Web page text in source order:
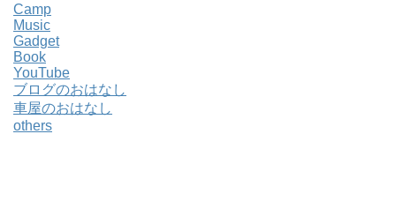
Camp
Music
Gadget
Book
YouTube
ブログのおはなし
車屋のおはなし
others